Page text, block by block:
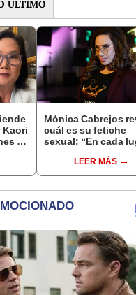
ÚLTIMO
Kaori
la
Mónica Cabrejos
cuál es su fetiche
sexual: “En cada
LEER MÁS